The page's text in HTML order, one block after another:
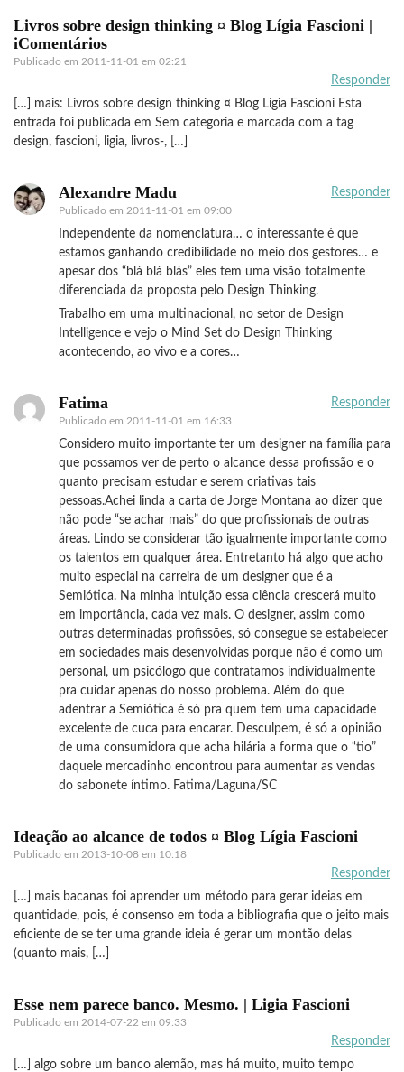
Livros sobre design thinking ¤ Blog Lígia Fascioni |
iComentários
Publicado em 2011-11-01 em 02:21
Responder
[…] mais: Livros sobre design thinking ¤ Blog Lígia Fascioni Esta
entrada foi publicada em Sem categoria e marcada com a tag
design, fascioni, ligia, livros-, […]
Alexandre Madu
Publicado em 2011-11-01 em 09:00
Responder
Independente da nomenclatura… o interessante é que
estamos ganhando credibilidade no meio dos gestores… e
apesar dos “blá blá blás” eles tem uma visão totalmente
diferenciada da proposta pelo Design Thinking.
Trabalho em uma multinacional, no setor de Design
Intelligence e vejo o Mind Set do Design Thinking
acontecendo, ao vivo e a cores…
Fatima
Publicado em 2011-11-01 em 16:33
Responder
Considero muito importante ter um designer na família para
que possamos ver de perto o alcance dessa profissão e o
quanto precisam estudar e serem criativas tais
pessoas.Achei linda a carta de Jorge Montana ao dizer que
não pode “se achar mais” do que profissionais de outras
áreas. Lindo se considerar tão igualmente importante como
os talentos em qualquer área. Entretanto há algo que acho
muito especial na carreira de um designer que é a
Semiótica. Na minha intuição essa ciência crescerá muito
em importância, cada vez mais. O designer, assim como
outras determinadas profissões, só consegue se estabelecer
em sociedades mais desenvolvidas porque não é como um
personal, um psicólogo que contratamos individualmente
pra cuidar apenas do nosso problema. Além do que
adentrar a Semiótica é só pra quem tem uma capacidade
excelente de cuca para encarar. Desculpem, é só a opinião
de uma consumidora que acha hilária a forma que o “tio”
daquele mercadinho encontrou para aumentar as vendas
do sabonete íntimo. Fatima/Laguna/SC
Ideação ao alcance de todos ¤ Blog Lígia Fascioni
Publicado em 2013-10-08 em 10:18
Responder
[…] mais bacanas foi aprender um método para gerar ideias em
quantidade, pois, é consenso em toda a bibliografia que o jeito mais
eficiente de se ter uma grande ideia é gerar um montão delas
(quanto mais, […]
Esse nem parece banco. Mesmo. | Ligia Fascioni
Publicado em 2014-07-22 em 09:33
Responder
[…] algo sobre um banco alemão, mas há muito, muito tempo